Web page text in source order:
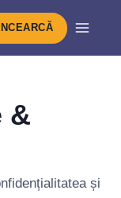
ÎNCEARCĂ
&
și